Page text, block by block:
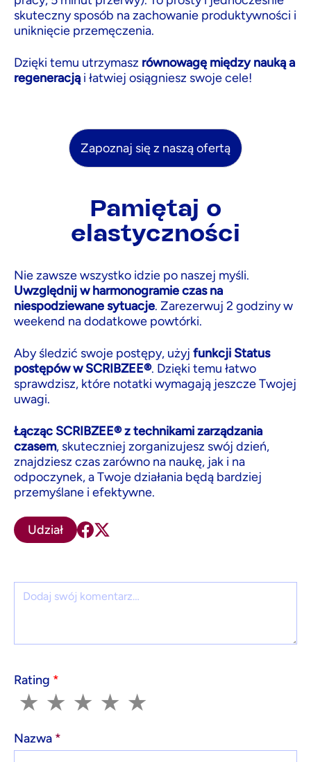
skuteczny sposób na zachowanie produktywności i
uniknięcie przemęczenia.
Dzięki temu utrzymasz równowagę między nauką a
regeneracjąi łatwiej osiągniesz swoje cele!
Pamiętaj o
elastyczności
Nie zawsze wszystko idzie po naszej myśli.
Uwzględnij w harmonogramie czas na
niespodziewane sytuacje. Zarezerwuj 2 godziny w
weekend na dodatkowe powtórki.
Aby śledzić swoje postępy, użyj funkcji Status
postępów w SCRIBZEE®. Dzięki temu łatwo
sprawdzisz, które notatki wymagają jeszcze Twojej
uwagi.
Łącząc SCRIBZEE® z technikami zarządzania
czasem, skuteczniej zorganizujesz swój dzień,
znajdziesz czas zarówno na naukę, jak i na
odpoczynek, a Twoje działania będą bardziej
przemyślane i efektywne.
Udział
Komentarz
Rating *
1
★ 2
★ 3
★ 4
★ 5
★
Nazwa *